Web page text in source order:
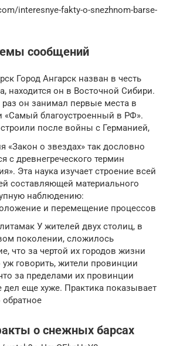
interesnye-fakty-o-snezhnom-barse-
сообщений
Город Ангарск назван в честь
находится он в Восточной Сибири.
он занимал первые места в
«Самый благоустроенный в РФ».
после войны с Германией,
«Закон о звездах» так дословно
с древнегреческого термин
Эта наука изучает строение всей
составляющей материального
наблюдению:
и перемещение процессов
У жителей двух столиц, в
поколении, сложилось
что за чертой их городов жизни
уж говорить, жители провинции
за пределами их провинции
дел еще хуже. Практика показывает
о снежных барсах